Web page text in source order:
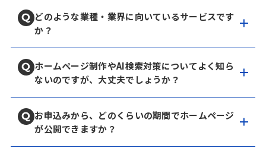
どのような業種・業界に向いているサービスです
か？
ホームページ制作やAI検索対策についてよく知ら
ないのですが、大丈夫でしょうか？
お申込みから、どのくらいの期間でホームページ
が公開できますか？